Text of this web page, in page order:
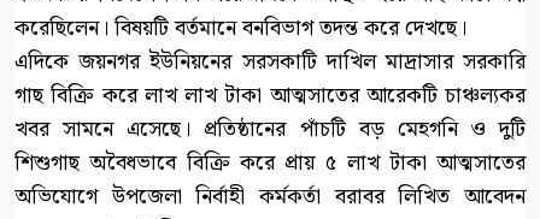
করেছিলেন। বিষয়টি বর্তমানে বনবিভাগ তদন্ত করে দেখছে।
এদিকে জয়নগর ইউনিয়নের সরসকাটি দাখিল মাদ্রাসার সরকারি
গাছ বিক্রি করে লাখ লাখ টাকা আত্মসাতের আরেকটি চাঞ্চল্যকর
খবর সামনে এসেছে। প্রতিষ্ঠানের পাঁচটি বড় মেহগনি ও দুটি
শিশুগাছ অবৈধভাবে বিক্রি করে প্রায় ৫ লাখ টাকা আত্মসাতের
অভিযোগে উপজেলা নির্বাহী কর্মকর্তা বরাবর লিখিত আবেদন